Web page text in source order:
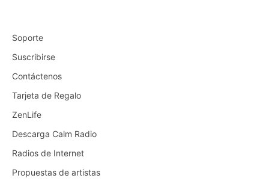
Soporte
Suscribirse
Contáctenos
Tarjeta de Regalo
ZenLife
Descarga Calm Radio
Radios de Internet
Propuestas de artistas